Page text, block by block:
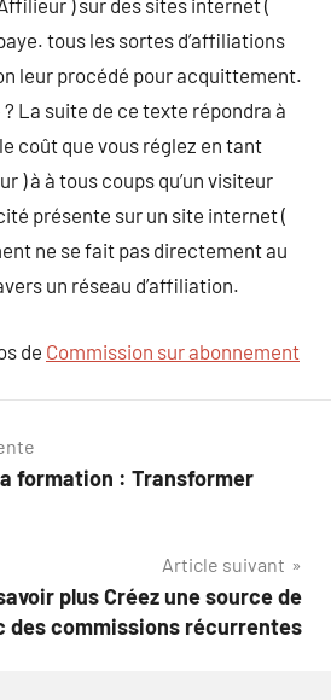
) sur des sites internet (
tous les sortes d’affiliations
leur procédé pour acquittement.
La suite de ce texte répondra à
coût que vous réglez en tant
) à à tous coups qu’un visiteur
présente sur un site internet (
ne se fait pas directement au
un réseau d’affiliation.
de Commission sur abonnement
formation : Transformer
Article suivant
plus Créez une source de
des commissions récurrentes